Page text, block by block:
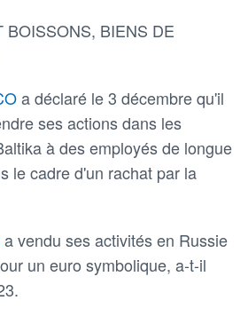
BOISSONS, BIENS DE
a déclaré le 3 décembre qu'il
ses actions dans les
à des employés de longue
le cadre d'un rachat par la
a vendu ses activités en Russie
un euro symbolique, a-t-il